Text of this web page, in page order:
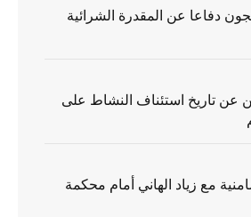
دفاعا عن المقدرة الشرائية
عن تاريخ استئناف النشاط على
مع زياد الهاني أمام محكمة